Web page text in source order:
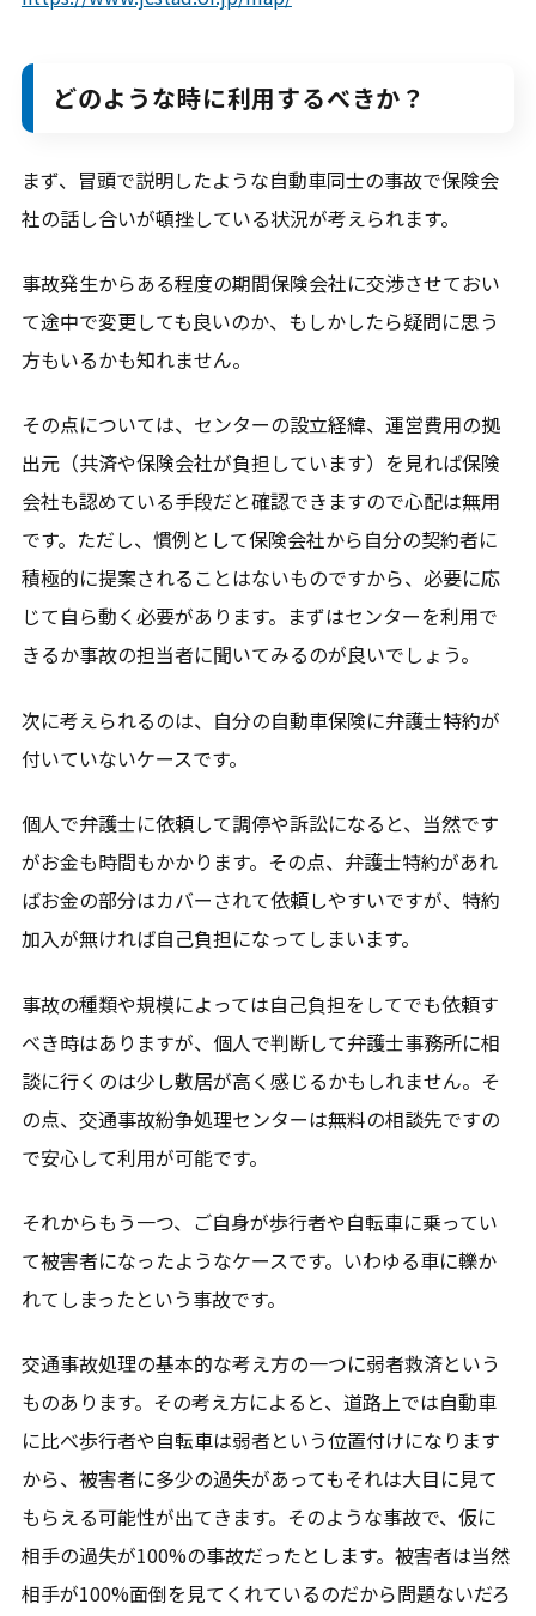
どのような時に利用するべきか？
まず、冒頭で説明したような自動車同士の事故で保険会
社の話し合いが頓挫している状況が考えられます。
事故発生からある程度の期間保険会社に交渉させておい
て途中で変更しても良いのか、もしかしたら疑問に思う
方もいるかも知れません。
その点については、センターの設立経緯、運営費用の拠
出元（共済や保険会社が負担しています）を見れば保険
会社も認めている手段だと確認できますので心配は無用
です。ただし、慣例として保険会社から自分の契約者に
積極的に提案されることはないものですから、必要に応
じて自ら動く必要があります。まずはセンターを利用で
きるか事故の担当者に聞いてみるのが良いでしょう。
次に考えられるのは、自分の自動車保険に弁護士特約が
付いていないケースです。
個人で弁護士に依頼して調停や訴訟になると、当然です
がお金も時間もかかります。その点、弁護士特約があれ
ばお金の部分はカバーされて依頼しやすいですが、特約
加入が無ければ自己負担になってしまいます。
事故の種類や規模によっては自己負担をしてでも依頼す
べき時はありますが、個人で判断して弁護士事務所に相
談に行くのは少し敷居が高く感じるかもしれません。そ
の点、交通事故紛争処理センターは無料の相談先ですの
で安心して利用が可能です。
それからもう一つ、ご自身が歩行者や自転車に乗ってい
て被害者になったようなケースです。いわゆる車に轢か
れてしまったという事故です。
交通事故処理の基本的な考え方の一つに弱者救済という
ものあります。その考え方によると、道路上では自動車
に比べ歩行者や自転車は弱者という位置付けになります
から、被害者に多少の過失があってもそれは大目に見て
もらえる可能性が出てきます。そのような事故で、仮に
相手の過失が100%の事故だったとします。被害者は当然
相手が100%面倒を見てくれているのだから問題ないだろ